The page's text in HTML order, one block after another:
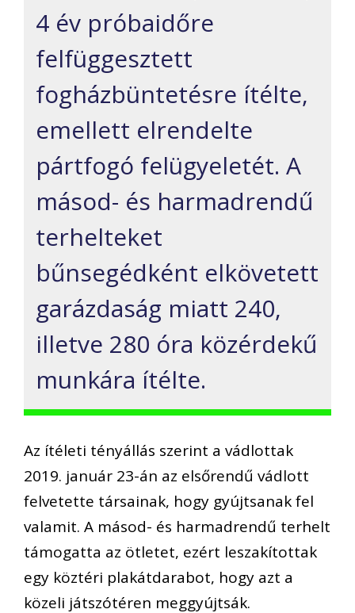
4 év próbaidőre
felfüggesztett
fogházbüntetésre ítélte,
emellett elrendelte
pártfogó felügyeletét. A
másod- és harmadrendű
terhelteket
bűnsegédként elkövetett
garázdaság miatt 240,
illetve 280 óra közérdekű
munkára ítélte.
Az ítéleti tényállás szerint a vádlottak
2019. január 23-án az elsőrendű vádlott
felvetette társainak, hogy gyújtsanak fel
valamit. A másod- és harmadrendű terhelt
támogatta az ötletet, ezért leszakítottak
egy köztéri plakátdarabot, hogy azt a
közeli játszótéren meggyújtsák.